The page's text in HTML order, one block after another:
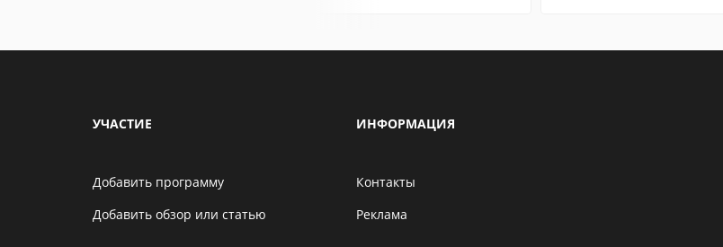
УЧАСТИЕ
Добавить программу
Добавить обзор или статью
ИНФОРМАЦИЯ
Контакты
Реклама